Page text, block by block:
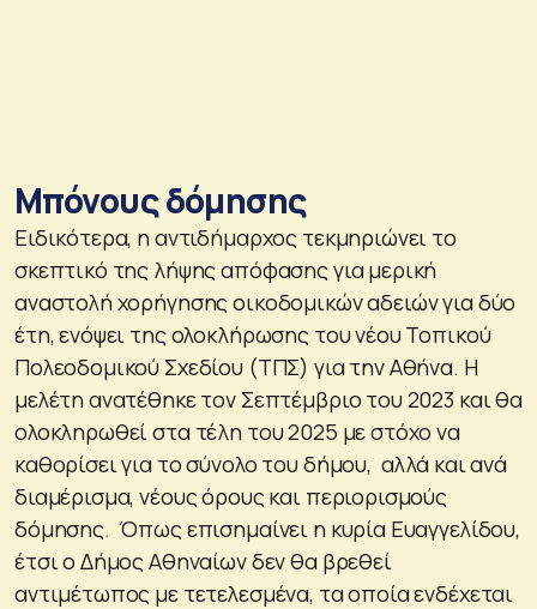
Μπόνους δόμησης
Ειδικότερα, η αντιδήμαρχος τεκμηριώνει το
σκεπτικό της λήψης απόφασης για μερική
αναστολή χορήγησης οικοδομικών αδειών για δύο
έτη, ενόψει της ολοκλήρωσης του νέου Τοπικού
Πολεοδομικού Σχεδίου (ΤΠΣ) για την Αθήνα. Η
μελέτη ανατέθηκε τον Σεπτέμβριο του 2023 και θα
ολοκληρωθεί στα τέλη του 2025 με στόχο να
καθορίσει για το σύνολο του δήμου, αλλά και ανά
διαμέρισμα, νέους όρους και περιορισμούς
δόμησης. Όπως επισημαίνει η κυρία Ευαγγελίδου,
έτσι ο Δήμος Αθηναίων δεν θα βρεθεί
αντιμέτωπος με τετελεσμένα, τα οποία ενδέχεται